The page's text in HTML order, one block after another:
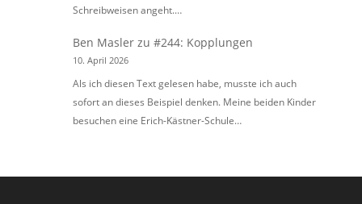
Schreibweisen angeht.…
Ben Masler zu#244: Kopplungen
10. April 2026
Als ich diesen Text gelesen habe, musste ich auch
sofort an dieses Beispiel denken. Meine beiden Kinder
besuchen eine Erich-Kästner-Schule…